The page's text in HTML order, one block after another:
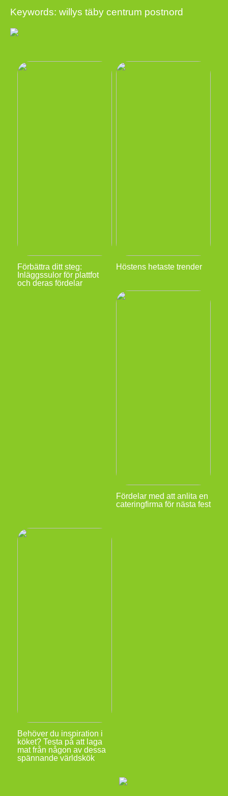
Keywords: willys täby centrum postnord
Förbättra ditt steg:
Inläggssulor för plattfot
och deras fördelar
Höstens hetaste trender
Fördelar med att anlita en
cateringfirma för nästa fest
Behöver du inspiration i
köket? Testa på att laga
mat från någon av dessa
spännande världskök